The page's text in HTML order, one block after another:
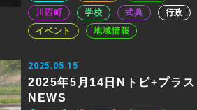
川西町
学校 式典
行政
イベント
地域情報
2025.05.15
2025年5月14日Nトピ+プラス
NEWS